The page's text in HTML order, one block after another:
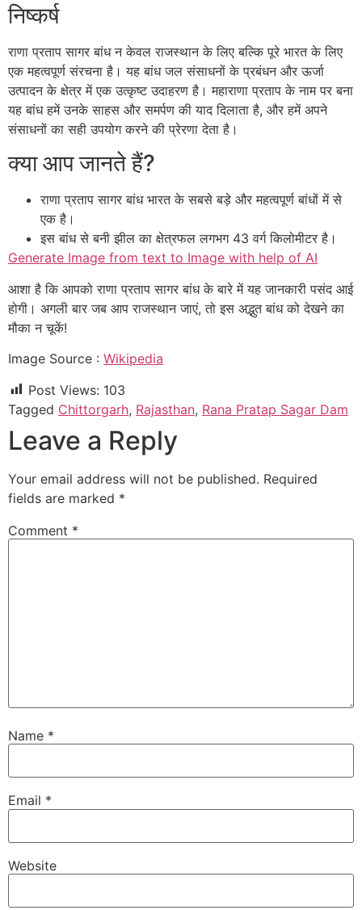
निष्कर्ष
राणा प्रताप सागर बांध न केवल राजस्थान के लिए बल्कि पूरे भारत के लिए
एक महत्वपूर्ण संरचना है। यह बांध जल संसाधनों के प्रबंधन और ऊर्जा
उत्पादन के क्षेत्र में एक उत्कृष्ट उदाहरण है। महाराणा प्रताप के नाम पर बना
यह बांध हमें उनके साहस और समर्पण की याद दिलाता है, और हमें अपने
संसाधनों का सही उपयोग करने की प्रेरणा देता है।
क्या आप जानते हैं?
राणा प्रताप सागर बांध भारत के सबसे बड़े और महत्वपूर्ण बांधों में से
एक है।
इस बांध से बनी झील का क्षेत्रफल लगभग 43 वर्ग किलोमीटर है।
Generate Image from text to Image with help of AI
आशा है कि आपको राणा प्रताप सागर बांध के बारे में यह जानकारी पसंद आई
होगी। अगली बार जब आप राजस्थान जाएं, तो इस अद्भुत बांध को देखने का
मौका न चूकें!
Image Source : Wikipedia
Post Views: 103
Tagged Chittorgarh, Rajasthan, Rana Pratap Sagar Dam
Leave a Reply
Your email address will not be published. Required
fields are marked *
Comment *
Name *
Email *
Website